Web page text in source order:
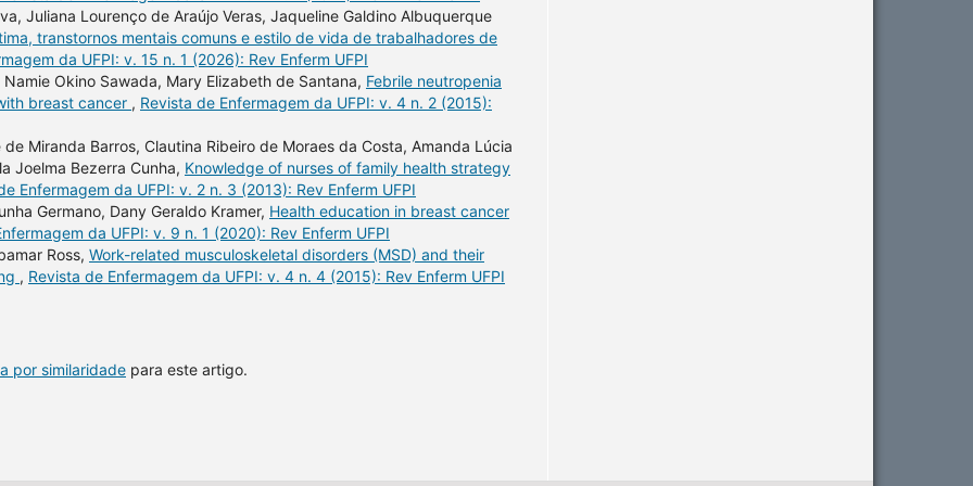
Juliana Lourenço de Araújo Veras, Jaqueline Galdino Albuquerque
transtornos mentais comuns e estilo de vida de trabalhadores de
da UFPI: v. 15 n. 1 (2026): Rev Enferm UFPI
Okino Sawada, Mary Elizabeth de Santana, Febrile neutropenia
breast cancer , Revista de Enfermagem da UFPI: v. 4 n. 2 (2015):
Miranda Barros, Clautina Ribeiro de Moraes da Costa, Amanda Lúcia
Joelma Bezerra Cunha, Knowledge of nurses of family health strategy
Enfermagem da UFPI: v. 2 n. 3 (2013): Rev Enferm UFPI
Germano, Dany Geraldo Kramer, Health education in breast cancer
da UFPI: v. 9 n. 1 (2020): Rev Enferm UFPI
Ross, Work-related musculoskeletal disorders (MSD) and their
, Revista de Enfermagem da UFPI: v. 4 n. 4 (2015): Rev Enferm UFPI
por similaridade para este artigo.